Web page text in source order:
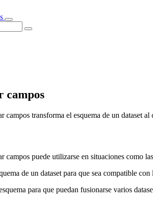
campos
campos transforma el esquema de un dataset
campos puede utilizarse en situaciones como
de un dataset para que sea compatible
para que puedan fusionarse varios